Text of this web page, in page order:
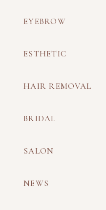
EYEBROW
ESTHETIC
HAIR REMOVAL
BRIDAL
SALON
NEWS